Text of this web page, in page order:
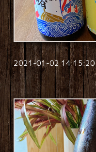
2021-01-02 14:15:20